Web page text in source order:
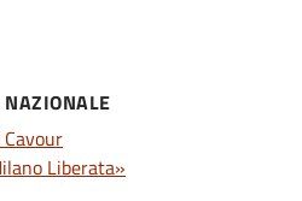
Liberata»